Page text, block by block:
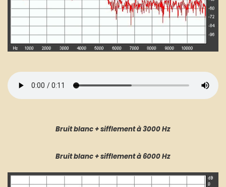
Bruit blanc + sifflement à 3000 Hz
Bruit blanc + sifflement à 6000 Hz